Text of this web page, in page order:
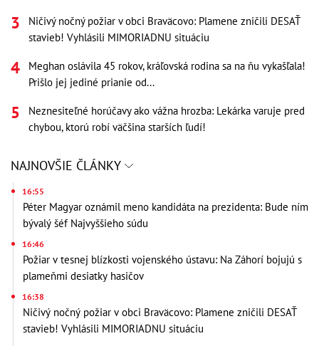
Ničivý nočný požiar v obci Braväcovo: Plamene zničili DESAŤ
stavieb! Vyhlásili MIMORIADNU situáciu
Meghan oslávila 45 rokov, kráľovská rodina sa na ňu vykašľala!
Prišlo jej jediné prianie od...
Neznesiteľné horúčavy ako vážna hrozba: Lekárka varuje pred
chybou, ktorú robí väčšina starších ľudí!
NAJNOVŠIE ČLÁNKY
16:55
Péter Magyar oznámil meno kandidáta na prezidenta: Bude ním
bývalý šéf Najvyššieho súdu
16:46
Požiar v tesnej blízkosti vojenského ústavu: Na Záhorí bojujú s
plameňmi desiatky hasičov
16:38
Ničivý nočný požiar v obci Braväcovo: Plamene zničili DESAŤ
stavieb! Vyhlásili MIMORIADNU situáciu